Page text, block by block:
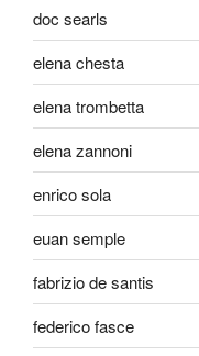
doc searls
elena chesta
elena trombetta
elena zannoni
enrico sola
euan semple
fabrizio de santis
federico fasce